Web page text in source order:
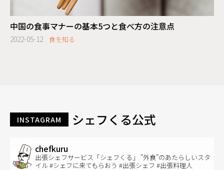
中国の食事マナーの基本5つと食べ方の注意点
2022-05-12 食を知る
INSTAGRAM シェフくる公式
chefkuru
出張シェフサービス「シェフくる」 ”外食”のあたらしいスタ
イル #シェフに来てもらおう #出張シェフ #出張料理人